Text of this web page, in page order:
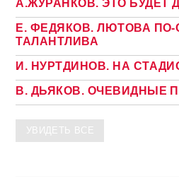
А.ЖУРАНКОВ. ЭТО БУДЕТ
Е. ФЕДЯКОВ. ЛЮТОВА
ТАЛАНТЛИВА
И. НУРТДИНОВ. НА
В. ДЬЯКОВ. ОЧЕВИДНЫЕ
УВИДЕТЬ ВСЕ